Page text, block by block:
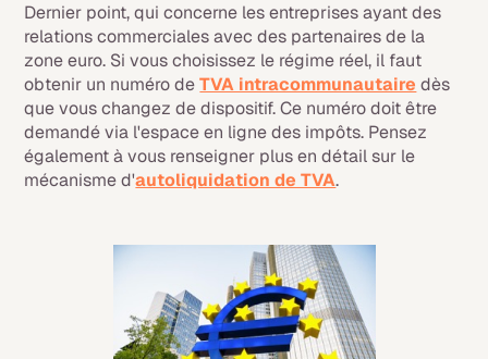
Dernier point, qui concerne les entreprises ayant des
relations commerciales avec des partenaires de la
zone euro. Si vous choisissez le régime réel, il faut
obtenir un numéro deTVA intracommunautaire dès
que vous changez de dispositif. Ce numéro doit être
demandé via l'espace en ligne des impôts. Pensez
également à vous renseigner plus en détail sur le
mécanisme d'autoliquidation de TVA.